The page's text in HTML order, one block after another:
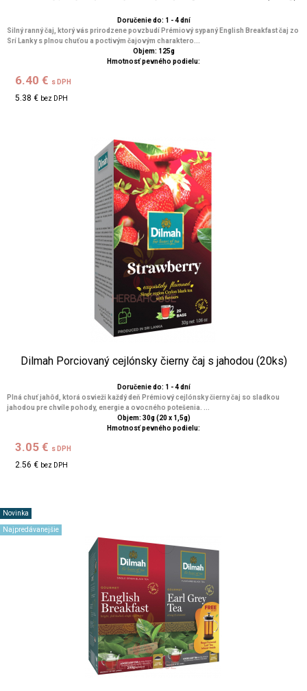
Doručenie do: 1 - 4 dní
Silný ranný čaj, ktorý vás prirodzene povzbudí Prémiový sypaný English Breakfast čaj zo
Srí Lanky s plnou chuťou a poctivým čajovým charaktero...
Objem: 125g
Hmotnosť pevného podielu:
6.40 € s DPH
5.38 € bez DPH
Dilmah Porciovaný cejlónsky čierny čaj s jahodou (20ks)
Doručenie do: 1 - 4 dní
Plná chuť jahôd, ktorá osvieži každý deň Prémiový cejlónsky čierny čaj so sladkou
jahodou pre chvíle pohody, energie a ovocného potešenia. ...
Objem: 30g (20 x 1,5g)
Hmotnosť pevného podielu:
3.05 € s DPH
2.56 € bez DPH
Novinka
Najpredávanejšie